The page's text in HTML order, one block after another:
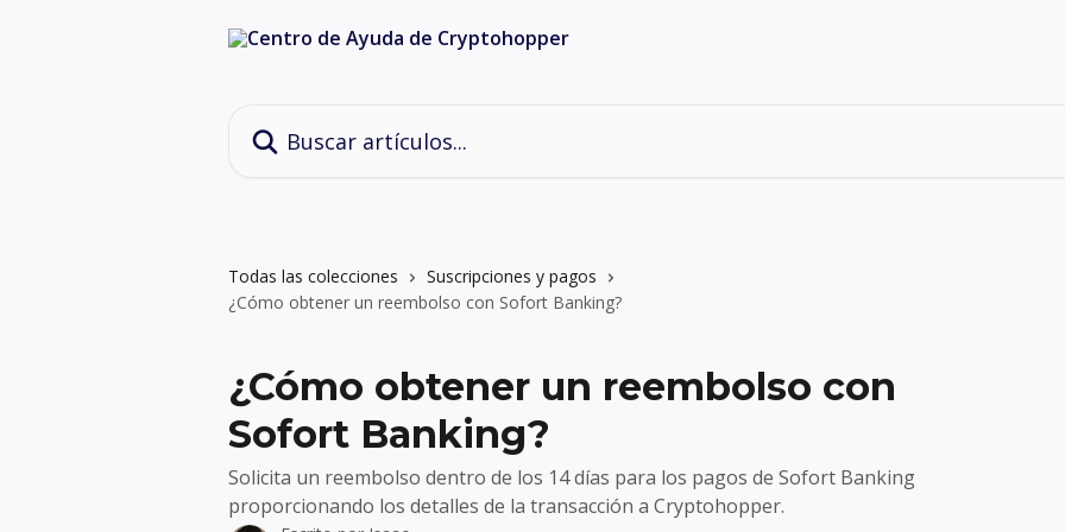
Todas las colecciones
Suscripciones y pagos
¿Cómo obtener un reembolso con Sofort Banking?
¿Cómo obtener un reembolso con
Sofort Banking?
Solicita un reembolso dentro de los 14 días para los pagos de Sofort Banking
proporcionando los detalles de la transacción a Cryptohopper.